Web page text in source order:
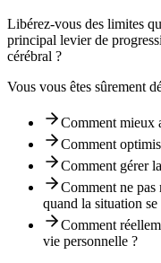
Libérez-vous des limites
principal levier de
cérébral ?
Vous vous êtes sûrement
Comment mieux
Comment
Comment gérer
Comment ne pas
quand la situation se
Comment
vie personnelle ?